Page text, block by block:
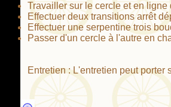
Travailler sur le cercle et en
Effectuer deux transitions arrêt
Effectuer une serpentine trois
Passer d'un cercle à l'autre en
Entretien : L'entretien peut